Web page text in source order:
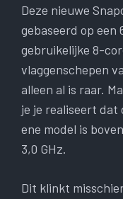
Deze nieuwe
gebaseerd op
gebruikelijke 8-
vlaggenschepen
alleen al is raar.
je je realiseert dat
ene model is
3,0 GHz.
Dit klinkt